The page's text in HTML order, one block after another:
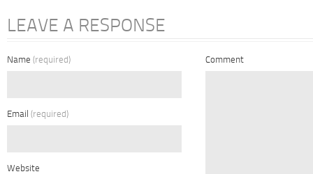
LEAVE A RESPONSE
Name (required)
Email (required)
Website
Comment